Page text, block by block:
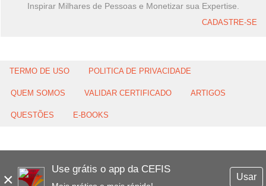
×
Use grátis o app da CEFIS
Usar
Inspirar Milhares de Pessoas e Monetizar sua Expertise.
CADASTRE-SE
TERMO DE USO POLITICA DE PRIVACIDADE
QUEM SOMOS VALIDAR CERTIFICADO ARTIGOS
QUESTÕES E-BOOKS